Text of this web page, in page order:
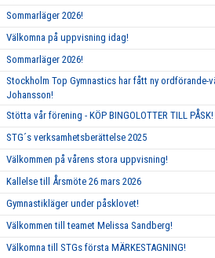
Sommarläger 2026!
Välkomna på uppvisning idag!
Sommarläger 2026!
Stockholm Top Gymnastics har fått ny ordförande-
Johansson!
Stötta vår förening - KÖP BINGOLOTTER TILL PÅSK!
STG´s verksamhetsberättelse 2025
Välkommen på vårens stora uppvisning!
Kallelse till Årsmöte 26 mars 2026
Gymnastikläger under påsklovet!
Välkommen till teamet Melissa Sandberg!
Välkomna till STGs första MÄRKESTAGNING!